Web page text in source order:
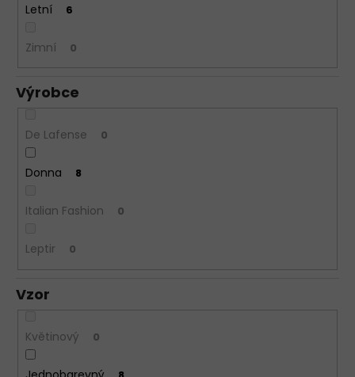
Letní 6
Zimní 0
Výrobce
De Lafense 0
Donna 8
Italian Fashion 0
Leptir 0
Vzor
Květinový 0